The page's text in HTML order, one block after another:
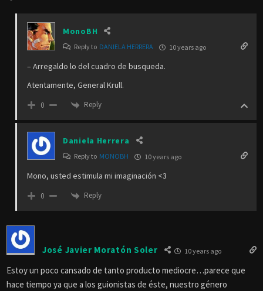
MonoBH
Reply to DANIELA HERRERA 10 years ago
– Arregaldo lo del cuadro de busqueda.
Atentamente, General Krull.
0 Reply
Daniela Herrera
Reply to MONOBH 10 years ago
Mono, usted estimula mi imaginación <3
0 Reply
José Javier Moratón Soler 10 years ago
Estoy un poco cansado de tanto producto mediocre…parece que
hace tiempo ya que a los guionistas de éste, nuestro género